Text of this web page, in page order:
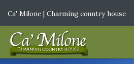
Ca' Milone | Charming country house